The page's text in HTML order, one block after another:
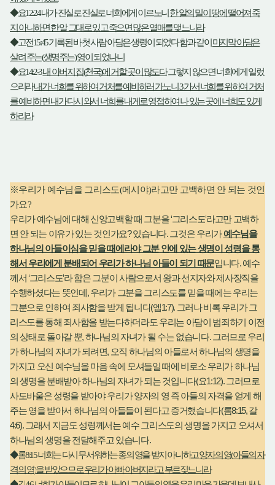
◆요12:24내가 진실로 진실로 너희에게 이르노니 한 알의 밀이 땅에 떨어져 죽
지 아니하면 한 알 그대로 있고 죽으면 많은 열매를 맺느니라
◆고전15:45기록된 바 첫 사람 아담은 생령이 되었다 함과 같이 마지막 아담은
살려 주는(생명주는)영이 되었나니
◆요14:2-3내 아버지 집(천국)에 거할 곳이 많도다그렇지 않으면 너희에게 일렀
으리라내가 너희를 위하여 거처를 예비하러 가노니 3가서 너희를 위하여 거처
를 예비하면 내가 다시 와서 너희를 내게로 영접하여 나 있는 곳에 너희도 있게
하리라
※우리가 예수님을 그리스도(메시야)라고만 고백하면 안 되는 것인
가요?
우리가 예수님에 대해 신앙고백할 때 그분을‘그리스도’라고만 고백하
면 안 되는 이유가 있는 것인가요?있습니다. 그것은 우리가예수님을
하나님의 아들이심을 믿을 때에라야 그분 안에 있는 생명이 성령을 통
해서 우리에게 분배되어 우리가 하나님 아들이 되기 때문입니다.예수
께서 ‘그리스도’라 함은 그분이 사람으로서 왕과 선지자와 제사장직을
수행하셨다는 뜻인데 ,우리가 그분을 그리스도를 믿을 때에는 우리는
그분으로 인하여 죄사함을 받게 됩니다(엡1:7). 그러나 비록 우리가 그
리스도를 통해 죄사함을 받는다하더라도 우리는 아담이 범죄하기 이전
의 상태로 돌아갈 뿐,하나님의 자녀가 될 수는 없습니다. 그러므로 우리
가 하나님의 자녀가 되려면, 오직 하나님의 아들로서 하나님의 생명을
가지고 오신 예수님을 마음 속에 모셔들일 때에 비로소 우리가 하나님
의 생명을 분배받아 하나님의 자녀가 되는 것입니다(요1:12). 그러므로
사도바울은 성령을 받아야 우리가 양자의 영 즉 아들의 자격을 얻게 해
주는 영을 받아서 하나님의 아들들이 된다고 증거했습니다(롬8:15,갈
4:6). 그래서 지금도 성령께서는 예수 그리스도의 생명을 가지고 오셔서
하나님의 생명을 전달해주고 있습니다.
◆롬8:15너희는 다시 무서워하는 종의 영을 받지 아니하고양자의 영(아들의 자
격의 영)을 받았으므로 우리가 아빠 아버지라고 부르짖느니라